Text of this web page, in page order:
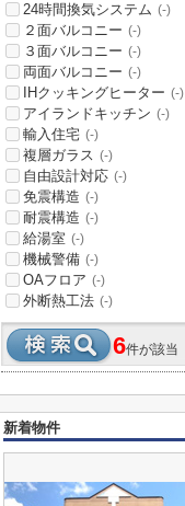
24時間換気システム (-)
２面バルコニー (-)
３面バルコニー (-)
両面バルコニー (-)
IHクッキングヒーター (-)
アイランドキッチン (-)
輸入住宅 (-)
複層ガラス (-)
自由設計対応 (-)
免震構造 (-)
耐震構造 (-)
給湯室 (-)
機械警備 (-)
OAフロア (-)
外断熱工法 (-)
6件が該当
新着物件